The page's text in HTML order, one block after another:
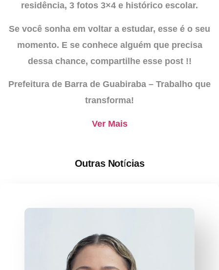
residência, 3 fotos 3×4 e histórico escolar.
Se você sonha em voltar a estudar, esse é o seu
momento. E se conhece alguém que precisa
dessa chance, compartilhe esse post !!
Prefeitura de Barra de Guabiraba – Trabalho que
transforma!
Ver Mais
Outras Notícias